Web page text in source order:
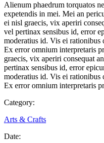
Alienum phaedrum torquatos
expetendis in mei. Mei an
ei nisl graecis, vix aperiri
vel pertinax sensibus id, error
moderatius id. Vis ei rationibus
Ex error omnium interpretaris
graecis, vix aperiri consequat
pertinax sensibus id, error
moderatius id. Vis ei rationibus
Ex error omnium interpretaris
Category:
Arts & Crafts
Date: